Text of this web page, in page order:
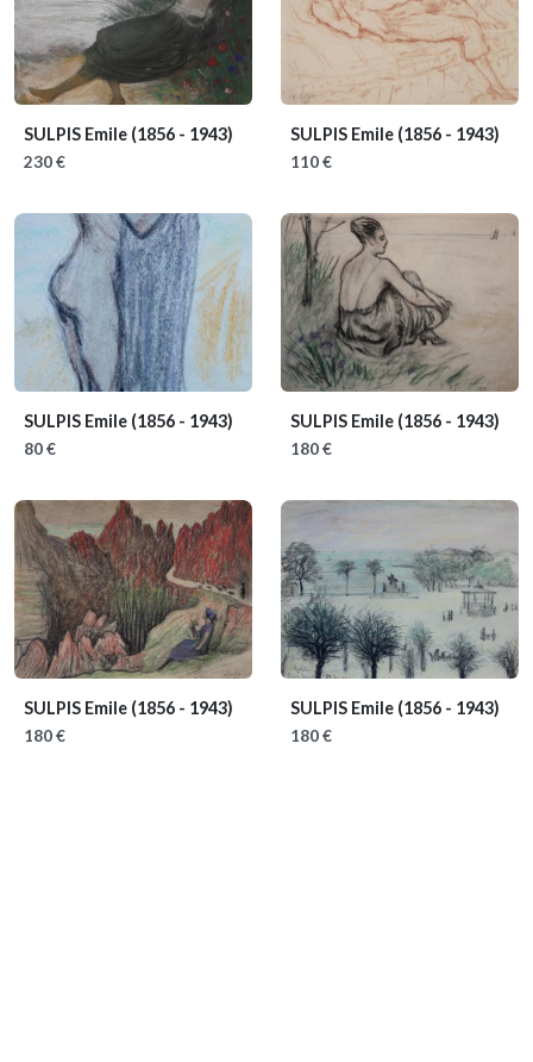
SULPIS Emile (1856 - 1943)
230 €
SULPIS Emile (1856 - 1943)
110 €
SULPIS Emile (1856 - 1943)
80 €
SULPIS Emile (1856 - 1943)
180 €
SULPIS Emile (1856 - 1943)
180 €
SULPIS Emile (1856 - 1943)
180 €